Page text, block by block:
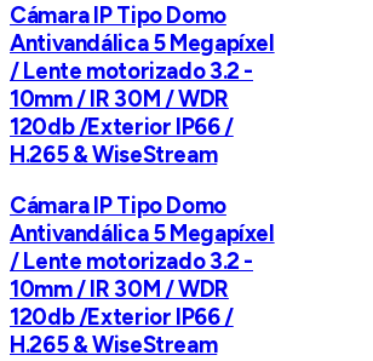
Cámara IP Tipo Domo
Antivandálica 5 Megapíxel
/ Lente motorizado 3.2 -
10mm / IR 30M / WDR
120db /Exterior IP66 /
H.265 & WiseStream
Cámara IP Tipo Domo
Antivandálica 5 Megapíxel
/ Lente motorizado 3.2 -
10mm / IR 30M / WDR
120db /Exterior IP66 /
H.265 & WiseStream